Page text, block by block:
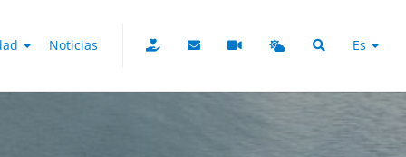
Es
Noticias